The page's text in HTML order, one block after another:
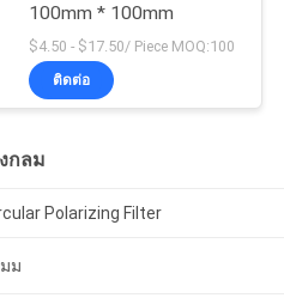
100mm * 100mm
$4.50 - $17.50/ Piece MOQ:100
ติดต่อ
กลม
Polarizing Filter
ม